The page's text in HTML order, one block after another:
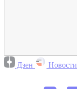
Дзен Новости